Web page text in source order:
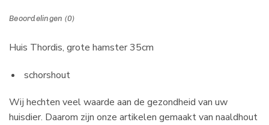
Beoordelingen (0)
Huis Thordis, grote hamster 35cm
schorshout
Wij hechten veel waarde aan de gezondheid van uw
huisdier. Daarom zijn onze artikelen gemaakt van naaldhout